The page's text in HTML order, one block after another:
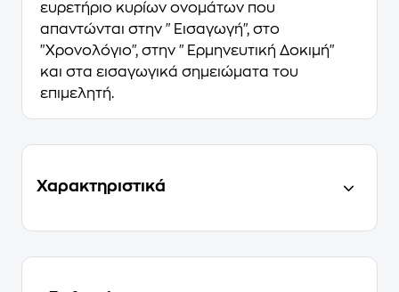
ευρετήριο κυρίων ονομάτων που
απαντώνται στην "Εισαγωγή", στο
"Χρονολόγιο", στην "Ερμηνευτική Δοκιμή"
και στα εισαγωγικά σημειώματα του
επιμελητή.
Χαρακτηριστικά